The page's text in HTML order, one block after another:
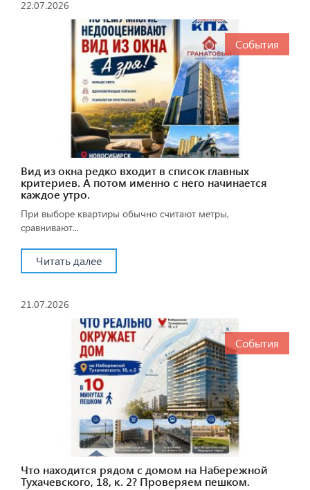
22.07.2026
События
Вид из окна редко входит в список главных
критериев. А потом именно с него начинается
каждое утро.
При выборе квартиры обычно считают метры,
сравнивают...
Читать далее
21.07.2026
События
Что находится рядом с домом на Набережной
Тухачевского, 18, к. 2? Проверяем пешком.